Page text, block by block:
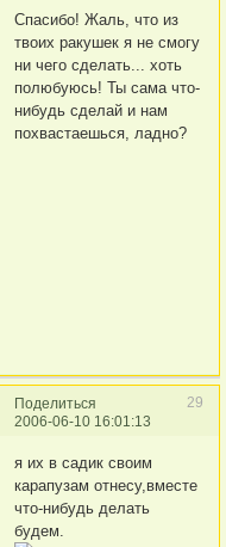
Спасибо! Жаль, что из
твоих ракушек я не смогу
ни чего сделать... хоть
полюбуюсь! Ты сама что-
нибудь сделай и нам
похвастаешься, ладно?
Поделиться
29
2006-06-10 16:01:13
я их в садик своим
карапузам отнесу,вместе
что-нибудь делать
будем.